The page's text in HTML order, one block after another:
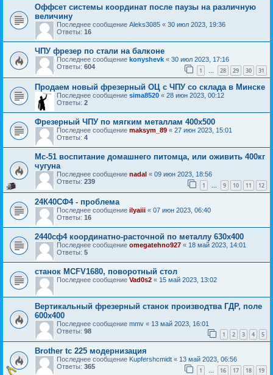
Оффсет системы координат после паузы на различную
величину
Последнее сообщение Aleks3085 « 30 июл 2023, 19:36
Ответы: 16
ЧПУ фрезер по стали на балконе
Последнее сообщение konyshevk « 30 июл 2023, 17:16
Ответы: 604 1 … 28 29 30 31
Продаем новый фрезерный ОЦ с ЧПУ со склада в Минске
Последнее сообщение sima8520 « 28 июн 2023, 00:12
Ответы: 2
Фрезерный ЧПУ по мягким металлам 400x500
Последнее сообщение maksym_89 « 27 июн 2023, 15:01
Ответы: 4
Мс-51 воспитание домашнего питомца, или оживить 400кг
чугуна
Последнее сообщение nadal « 09 июн 2023, 18:56
Ответы: 239 1 9 10 11 12
24К40СФ4 - проблема
Последнее сообщение ilyaiii « 07 июн 2023, 06:40
Ответы: 16
2440сф4 координатно-расточной по металлу 630х400
Последнее сообщение omegatehno927 « 18 май 2023, 14:01
Ответы: 5
станок MCFV1680, поворотный стол
Последнее сообщение Vad0s2 « 15 май 2023, 13:02
Вертикальный фрезерный станок производтва ГДР, поле
600х400
Последнее сообщение mmv « 13 май 2023, 16:01
Ответы: 98 1 2 3 4 5
Brother tc 225 модернизация
Последнее сообщение Kupfershcmidt « 13 май 2023, 06:56
Ответы: 365 1 … 16 17 18 19